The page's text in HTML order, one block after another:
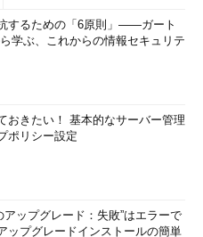
するための「6原則」――ガート
学ぶ、これからの情報セキュリテ
おきたい！ 基本的なサーバー管理
ポリシー設定
アップグレード：失敗”はエラーで
プグレードインストールの簡単